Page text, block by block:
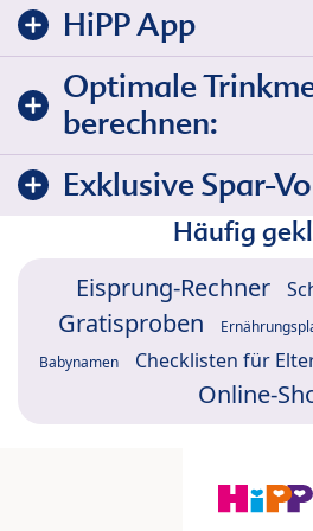
HiPP App
Optimale
berechnen:
Exklusive Spar-
Häufig
Eisprung-Rechner
Gratisproben
Babynamen Checklisten für
Online-